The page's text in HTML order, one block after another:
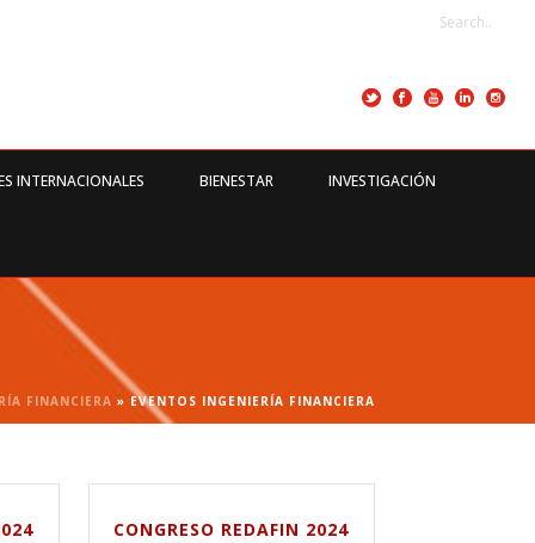
INTERNACIONALES BIENESTAR INVESTIGACIÓN
FINANCIERA » EVENTOS INGENIERÍA FINANCIERA
CONGRESO REDAFIN 2024